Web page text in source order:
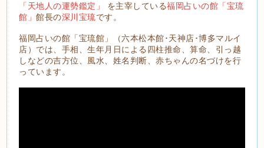
「天地人の運勢鑑定」 を主宰している福岡占いの館「宝琉
館」館長の深川宝琉です。
福岡占いの館「宝琉館」（六本松本館･天神店･博多マルイ
店）では、手相、生年月日による四柱推命、算命、引っ越
しなどの吉方位、風水、姓名判断、赤ちゃんの名づけを行
っています。